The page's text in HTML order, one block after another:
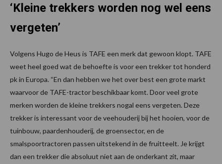
‘Kleine trekkers worden nog wel eens
vergeten’
Volgens Hugo de Heus is TAFE een merk dat gewoon klopt. TAFE
weet heel goed wat de behoefte is voor een trekker tot honderd
pk in Europa. “En dan hebben we het over best een grote markt
waarvoor de TAFE-tractor beschikbaar komt. Door veel grote
merken worden de kleine trekkers nogal eens vergeten. Deze
trekker is interessant voor de veehouderij bij het hooien, voor de
tuinbouw, paardenhouderij, de groensector, en de
smalspoortractoren passen uitstekend in de fruitteelt. Je krijgt
dan een trekker die absoluut niet aan de onderkant zit, maar